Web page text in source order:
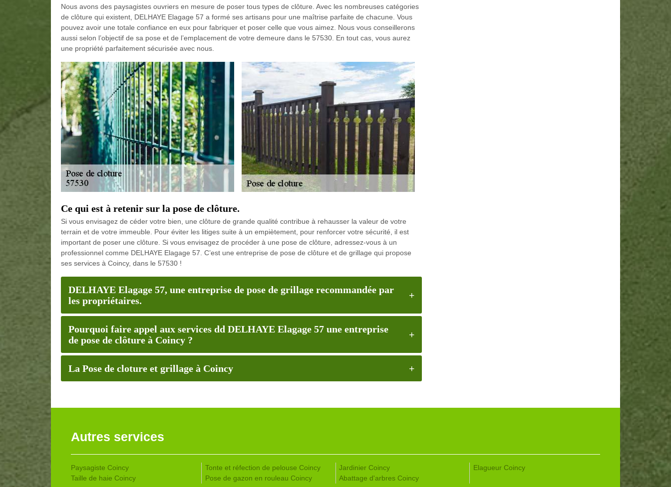
Nous avons des paysagistes ouvriers en mesure de poser tous types de clôture. Avec les nombreuses catégories
de clôture qui existent, DELHAYE Elagage 57 a formé ses artisans pour une maîtrise parfaite de chacune. Vous
pouvez avoir une totale confiance en eux pour fabriquer et poser celle que vous aimez. Nous vous conseillerons
aussi selon l’objectif de sa pose et de l’emplacement de votre demeure dans le 57530. En tout cas, vous aurez
une propriété parfaitement sécurisée avec nous.
Ce qui est à retenir sur la pose de clôture.
Si vous envisagez de céder votre bien, une clôture de grande qualité contribue à rehausser la valeur de votre
terrain et de votre immeuble. Pour éviter les litiges suite à un empiètement, pour renforcer votre sécurité, il est
important de poser une clôture. Si vous envisagez de procéder à une pose de clôture, adressez-vous à un
professionnel comme DELHAYE Elagage 57. C’est une entreprise de pose de clôture et de grillage qui propose
ses services à Coincy, dans le 57530 !
DELHAYE Elagage 57, une entreprise de pose de grillage recommandée par
les propriétaires.
Pourquoi faire appel aux services dd DELHAYE Elagage 57 une entreprise
de pose de clôture à Coincy ?
La Pose de cloture et grillage à Coincy
Autres services
Paysagiste Coincy
Taille de haie Coincy
Tonte et réfection de pelouse Coincy
Pose de gazon en rouleau Coincy
Jardinier Coincy
Abattage d'arbres Coincy
Elagueur Coincy